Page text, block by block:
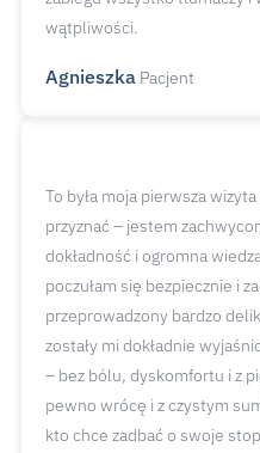
wątpliwości.
Agnieszka Pacjent
To była moja pierwsza
przyznać – jestem
dokładność i ogromna
poczułam się bezpiecznie i
przeprowadzony bardzo
zostały mi dokładnie
– bez bólu, dyskomfortu i z
pewno wrócę i z czystym
kto chce zadbać o swoje